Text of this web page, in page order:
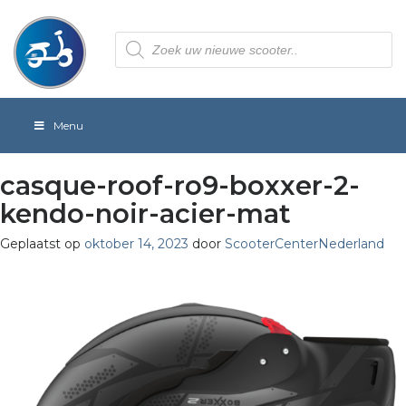
Producten
zoeken
Menu
casque-roof-ro9-boxxer-2-
kendo-noir-acier-mat
Geplaatst op oktober 14, 2023 door ScooterCenterNederland